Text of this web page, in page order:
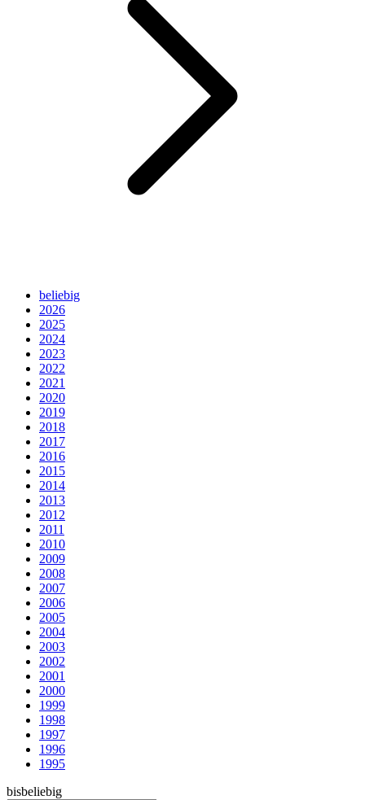
beliebig
2026
2025
2024
2023
2022
2021
2020
2019
2018
2017
2016
2015
2014
2013
2012
2011
2010
2009
2008
2007
2006
2005
2004
2003
2002
2001
2000
1999
1998
1997
1996
1995
bisbeliebig